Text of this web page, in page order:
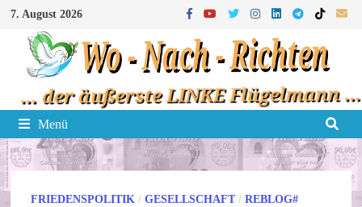
Zum
Inhalt
springen
7. August 2026
Menü
FRIEDENSPOLITIK /GESELLSCHAFT/REBLOG#